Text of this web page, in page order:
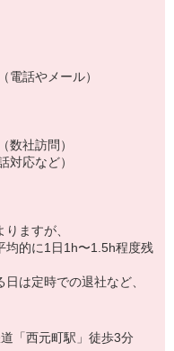
バイ！
やサービスが充実。
売上でクリアできるように
可能です。
デムの魅力！
活かした営業ができます。
ますよ。
話やメール）
社訪問）
応など）
ますが、
均的に1日1h〜1.5h程度残
は定時での退社など、
「西元町駅」徒歩3分